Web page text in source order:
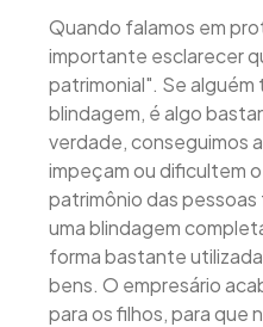
Quando falamos em
importante esclarecer
patrimonial". Se alguém
blindagem, é algo
verdade, conseguimos
impeçam ou dificultem
patrimônio das pessoas
uma blindagem
forma bastante
bens. O empresário
para os filhos, para que